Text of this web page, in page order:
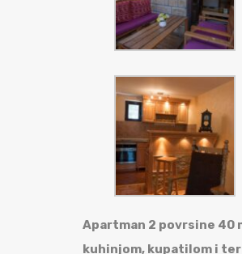
Apartman 2 povrsine 40
kuhinjom, kupatilom i